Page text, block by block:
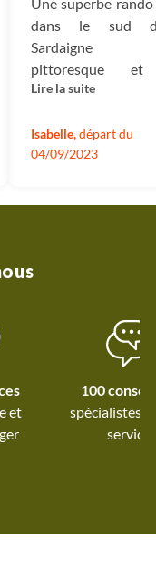
100%
que le soutien
que
le monde.
dans de
dans le sud
Sardaigne
pittoresque
archéologique
préhistorique
littoral avec de
et une
généreuse.
et donc
température
peu trop
Lire la suite
Isabelle,départ du
04/09/2023
100
spécialistes
service